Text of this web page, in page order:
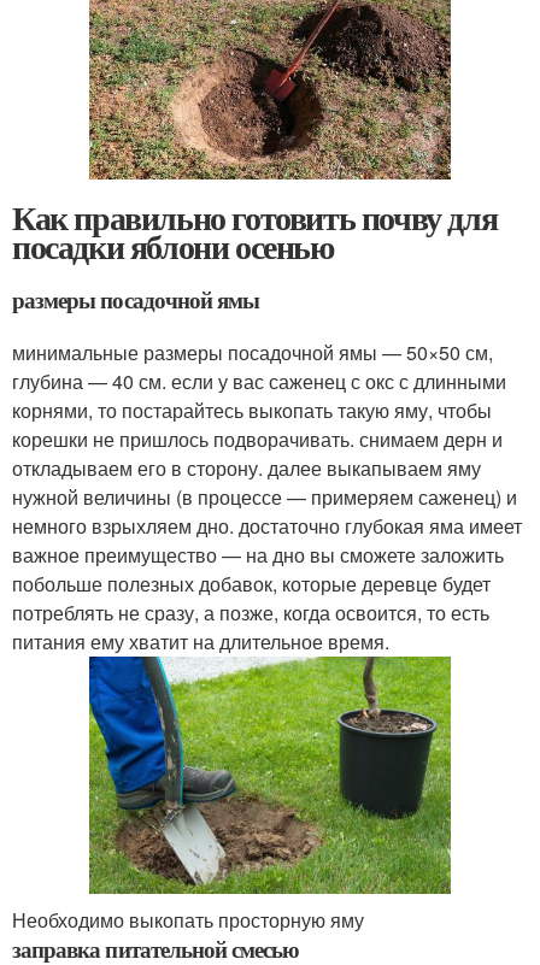
Как правильно готовить почву для
посадки яблони осенью
размеры посадочной ямы
минимальные размеры посадочной ямы — 50×50 см,
глубина — 40 см. если у вас саженец с окс с длинными
корнями, то постарайтесь выкопать такую яму, чтобы
корешки не пришлось подворачивать. снимаем дерн и
откладываем его в сторону. далее выкапываем яму
нужной величины (в процессе — примеряем саженец) и
немного взрыхляем дно. достаточно глубокая яма имеет
важное преимущество — на дно вы сможете заложить
побольше полезных добавок, которые деревце будет
потреблять не сразу, а позже, когда освоится, то есть
питания ему хватит на длительное время.
Необходимо выкопать просторную яму
заправка питательной смесью